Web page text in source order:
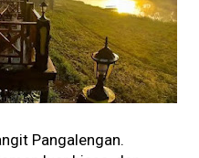
Pangalengan.